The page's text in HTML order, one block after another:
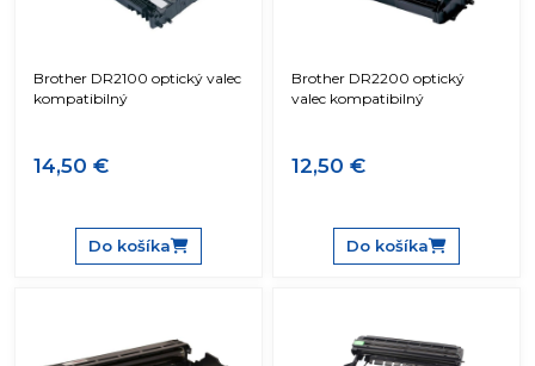
Brother DR2100 optický valec
kompatibilný
14,50 €
Do košíka
Brother DR2200 optický
valec kompatibilný
12,50 €
Do košíka